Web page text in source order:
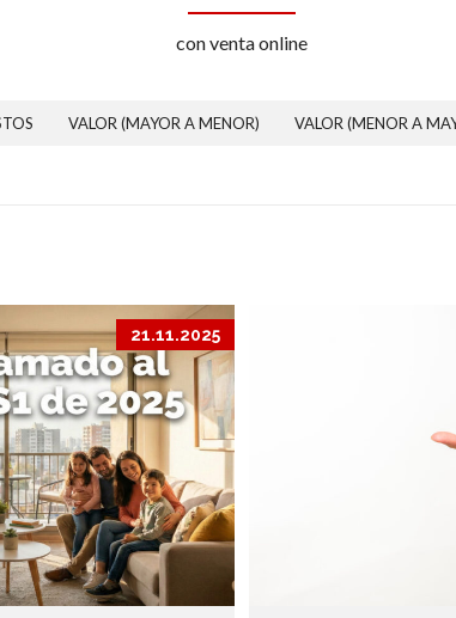
con venta online
VALOR (MAYOR A MENOR) VALOR (MENOR A
21.11.2025